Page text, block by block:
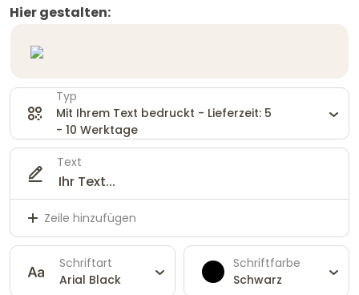
Hier gestalten:
Typ
Mit Ihrem Text bedruckt - Lieferzeit: 5
- 10 Werktage
Text
Zeile hinzufügen
Schriftart
Arial Black
Schriftfarbe
Schwarz